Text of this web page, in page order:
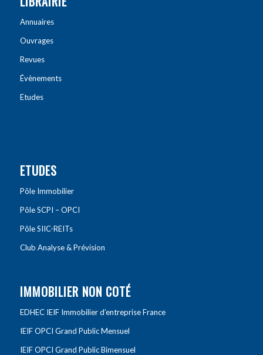
Annuaires
Ouvrages
Revues
Évènements
Etudes
ETUDES
Pôle Immobilier
Pôle SCPI – OPCI
Pôle SIIC-REITs
Club Analyse & Prévision
IMMOBILIER NON COTÉ
EDHEC IEIF Immobilier d’entreprise France
IEIF OPCI Grand Public Mensuel
IEIF OPCI Grand Public Bimensuel